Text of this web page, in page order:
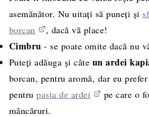
asemănător. Nu uitați să puneți și
borcan
, dacă vă place!
Cimbru - se poate omite dacă nu
Puteți adăuga și câte un ardei
borcan, pentru aromă, dar eu
pentrupasta de ardei
pe care o
mâncăruri.